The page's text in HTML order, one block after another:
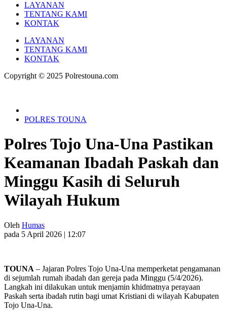
LAYANAN
TENTANG KAMI
KONTAK
LAYANAN
TENTANG KAMI
KONTAK
Copyright © 2025 Polrestouna.com
POLRES TOUNA
Polres Tojo Una-Una Pastikan
Keamanan Ibadah Paskah dan
Minggu Kasih di Seluruh
Wilayah Hukum
Oleh Humas
pada 5 April 2026 | 12:07
TOUNA – Jajaran Polres Tojo Una-Una memperketat pengamanan
di sejumlah rumah ibadah dan gereja pada Minggu (5/4/2026).
Langkah ini dilakukan untuk menjamin khidmatnya perayaan
Paskah serta ibadah rutin bagi umat Kristiani di wilayah Kabupaten
Tojo Una-Una.